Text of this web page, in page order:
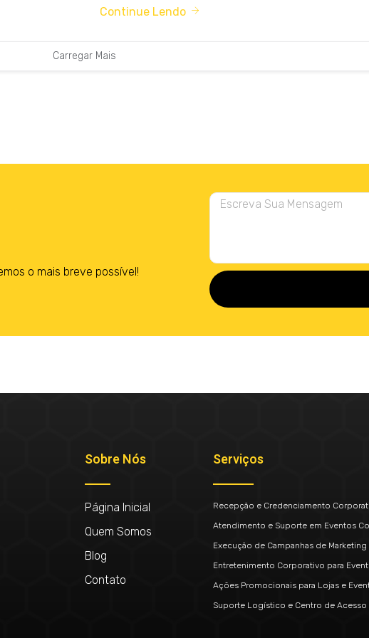
Continue Lendo
Carregar Mais
o mais breve possível!
Sobre Nós
Página Inicial
Quem Somos
Blog
Contato
Serviços
Recepção e Credenciamento
Atendimento e Suporte em Eventos
Execução de Campanhas de
Entretenimento Corporativo para
Ações Promocionais para Lojas e
Suporte Logístico e Centro de Acesso